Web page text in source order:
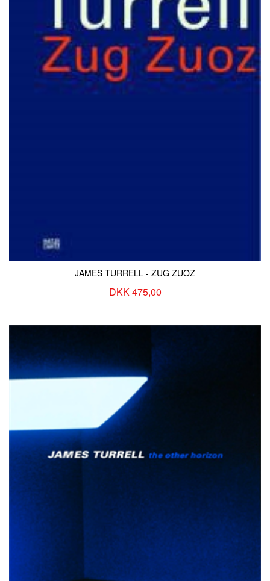
UDVIDET SØGNING Salgsbetingelser
JAMES TURRELL - ZUG ZUOZ
DKK 475,00